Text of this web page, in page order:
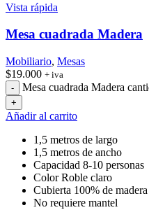
Vista rápida
Mesa cuadrada Madera
Mobiliario, Mesas
$19.000 + iva
Mesa cuadrada Madera
Añadir al carrito
1,5 metros de largo
1,5 metros de ancho
Capacidad 8-10 personas
Color Roble claro
Cubierta 100% de madera
No requiere mantel